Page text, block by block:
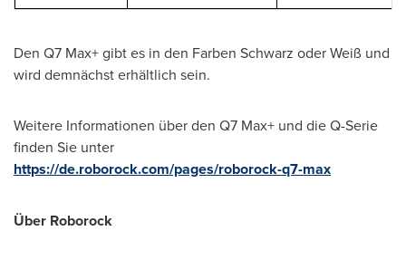
Den Q7 Max+ gibt es in den Farben Schwarz oder Weiß und
wird demnächst erhältlich sein.
Weitere Informationen über den Q7 Max+ und die Q-Serie
finden Sie unter
https://de.roborock.com/pages/roborock-q7-max
Über Roborock